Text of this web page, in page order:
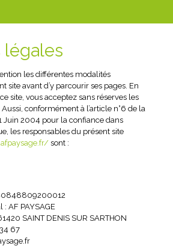
légales
les différentes modalités
site avant d’y parcourir ses pages. En
site, vous acceptez sans réserves les
conformément à l’article n°6 de la
Juin 2004 pour la confiance dans
les responsables du présent site
sont :
AF PAYSAGE
SAINT DENIS SUR SARTHON
67